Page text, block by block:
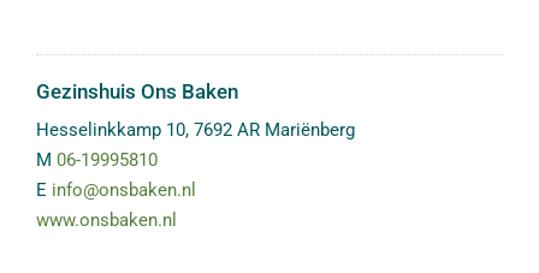
Gezinshuis Ons Baken
Hesselinkkamp 10, 7692 AR Mariënberg
M 06-19995810
E info@onsbaken.nl
www.onsbaken.nl